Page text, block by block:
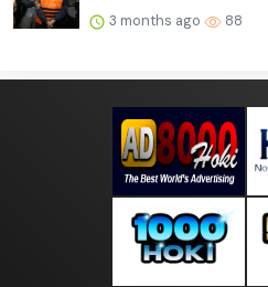
3 months ago 88